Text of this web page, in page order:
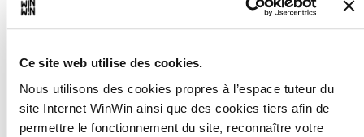
Ce site web utilise des cookies.
Nous utilisons des cookies propres à l’espace tuteur du
site Internet WinWin ainsi que des cookies tiers afin de
permettre le fonctionnement du site, reconnaître votre
L'apprenti dispose d'un schéma.
L'apprenti explique les tâches
partielles respectives dans un rapport
de travail.
L'apprenti rédige un rapport de travail